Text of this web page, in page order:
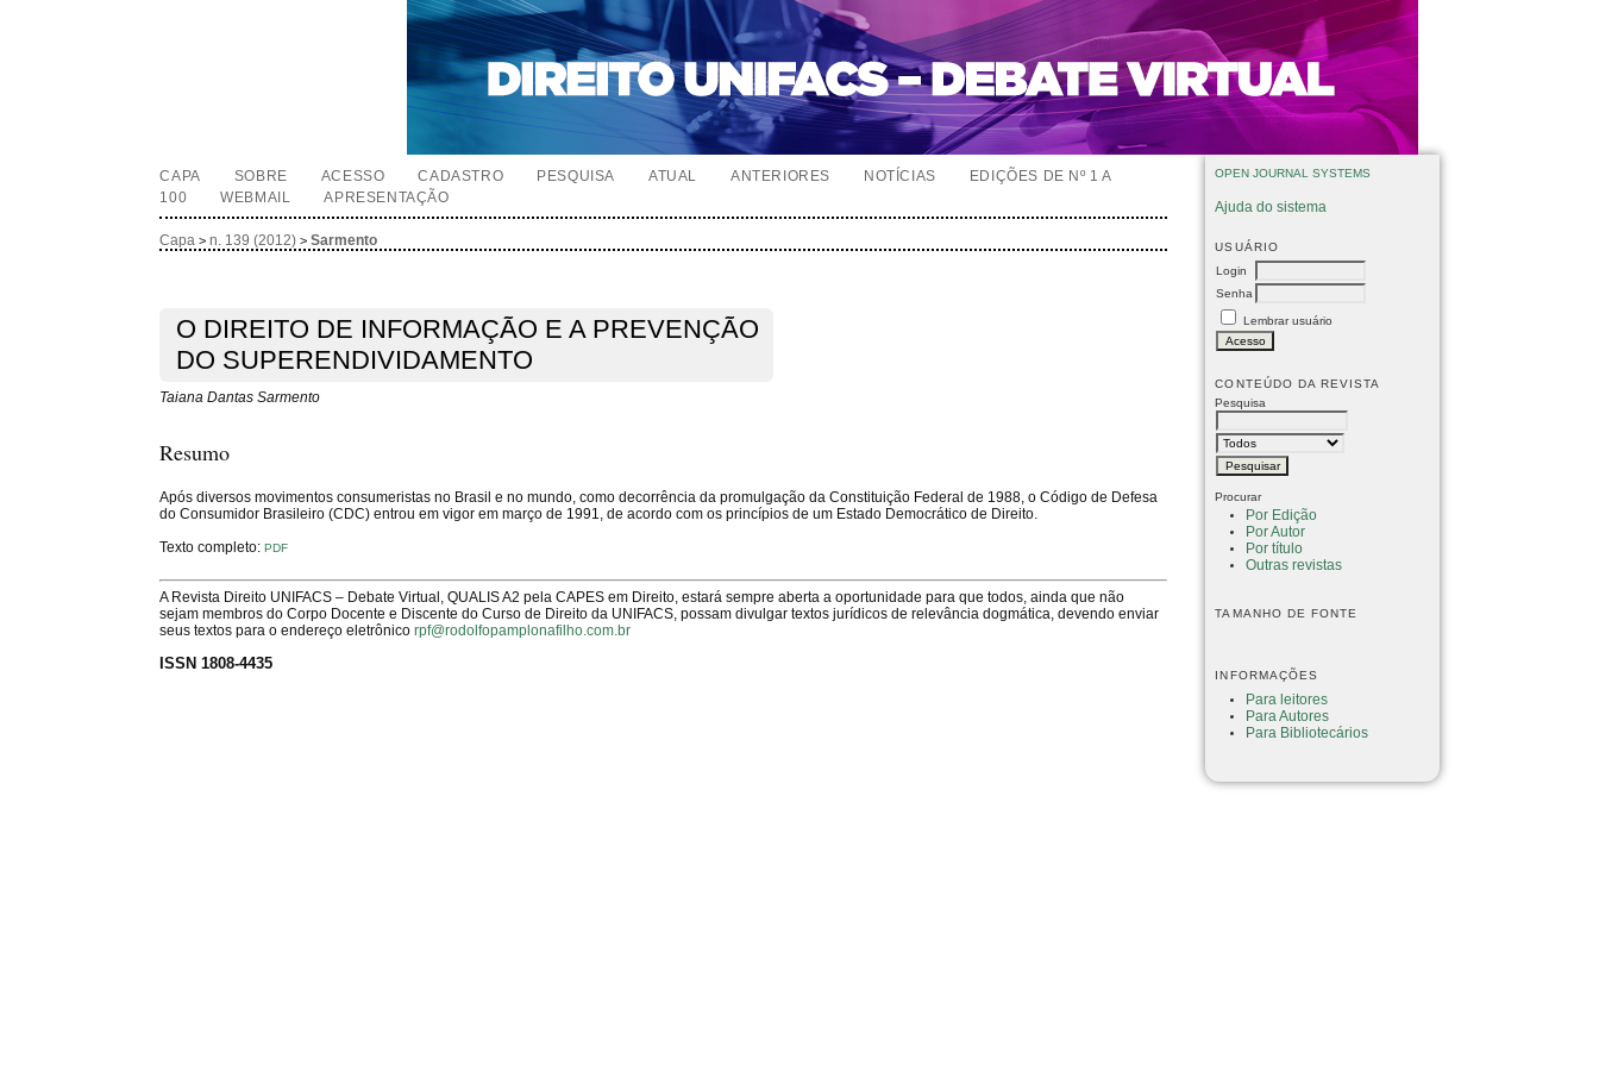
OPEN JOURNAL SYSTEMS
Ajuda do sistema
USUÁRIO
Login
Senha
Lembrar usuário
CONTEÚDO DA REVISTA
Pesquisa
Procurar
Por Edição
Por Autor
Por título
Outras revistas
TAMANHO DE FONTE
INFORMAÇÕES
Para leitores
Para Autores
Para Bibliotecários
CAPA SOBRE ACESSO CADASTRO PESQUISA ATUAL ANTERIORES NOTÍCIAS
EDIÇÕES DE Nº 1 A
100
WEBMAIL APRESENTAÇÃO
Capa >n. 139 (2012) >Sarmento
O DIREITO DE INFORMAÇÃO E A PREVENÇÃO
DO SUPERENDIVIDAMENTO
Taiana Dantas Sarmento
Resumo
Após diversos movimentos consumeristas no Brasil e no mundo, como decorrência da promulgação da Constituição Federal de 1988, o Código de Defesa
do Consumidor Brasileiro (CDC) entrou em vigor em março de 1991, de acordo com os princípios de um Estado Democrático de Direito.
Texto completo:PDF
A Revista Direito UNIFACS – Debate Virtual, QUALIS A2 pela CAPES em Direito, estará sempre aberta a oportunidade para que todos, ainda que não
sejam membros do Corpo Docente e Discente do Curso de Direito da UNIFACS, possam divulgar textos jurídicos de relevância dogmática, devendo enviar
seus textos para o endereço eletrônicorpf@rodolfopamplonafilho.com.br
ISSN 1808-4435